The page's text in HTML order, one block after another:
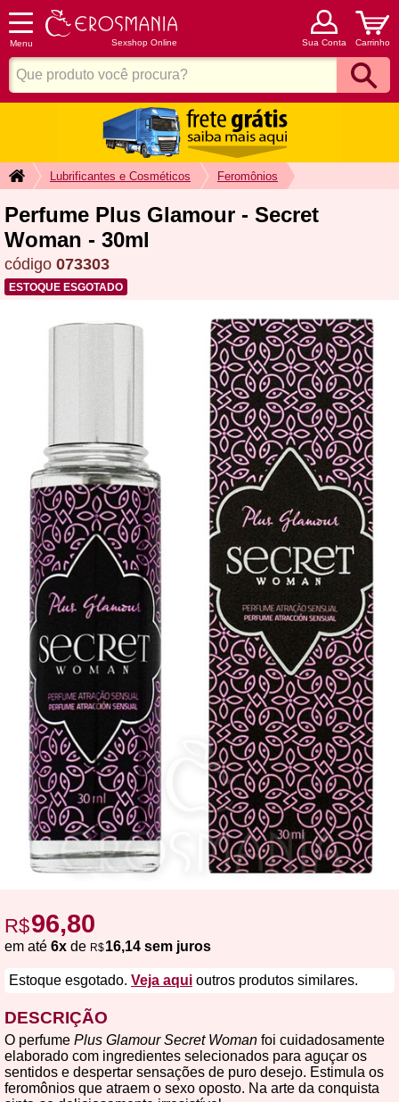
Menu Sexshop Online Sua Conta Carrinho
Lubrificantes e Cosméticos Feromônios
Perfume Plus Glamour - Secret
Woman - 30ml
código 073303
ESTOQUE ESGOTADO
R$96,80
em até 6x de R$16,14 sem juros
Estoque esgotado. Veja aqui outros produtos similares.
DESCRIÇÃO
O perfume Plus Glamour Secret Woman foi cuidadosamente
elaborado com ingredientes selecionados para aguçar os
sentidos e despertar sensações de puro desejo. Estimula os
feromônios que atraem o sexo oposto. Na arte da conquista